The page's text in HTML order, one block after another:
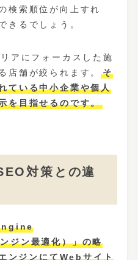
検索順位が向上すれ
きるでしょう。
アにフォーカスした施
店舗が絞られます。そ
ている中小企業や個人
を目指せるのです。
対策との違
ン最適化）」の略
ンジンにてWebサイト